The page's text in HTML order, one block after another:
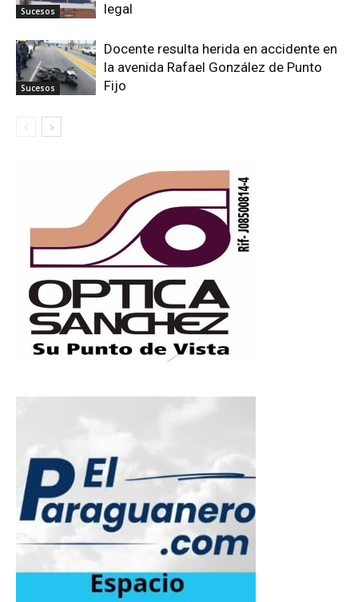
Sucesos
legal
Sucesos
Docente resulta herida en accidente en
la avenida Rafael González de Punto
Fijo